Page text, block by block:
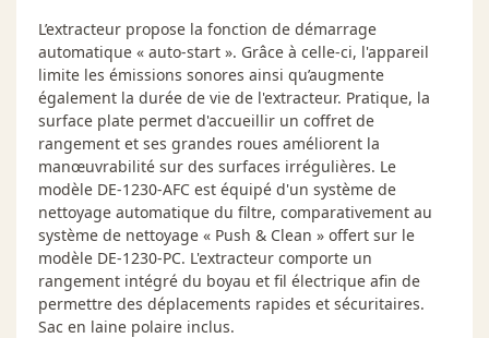
L’extracteur propose la fonction de démarrage
automatique « auto-start ». Grâce à celle-ci, l'appareil
limite les émissions sonores ainsi qu’augmente
également la durée de vie de l'extracteur. Pratique, la
surface plate permet d'accueillir un coffret de
rangement et ses grandes roues améliorent la
manœuvrabilité sur des surfaces irrégulières. Le
modèle DE-1230-AFC est équipé d'un système de
nettoyage automatique du filtre, comparativement au
système de nettoyage « Push & Clean » offert sur le
modèle DE-1230-PC. L'extracteur comporte un
rangement intégré du boyau et fil électrique afin de
permettre des déplacements rapides et sécuritaires.
Sac en laine polaire inclus.